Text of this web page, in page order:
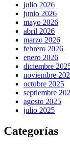
julio 2026
junio 2026
mayo 2026
abril 2026
marzo 2026
febrero 2026
enero 2026
diciembre
noviembre
octubre 2025
septiembre
agosto 2025
julio 2025
Categorías